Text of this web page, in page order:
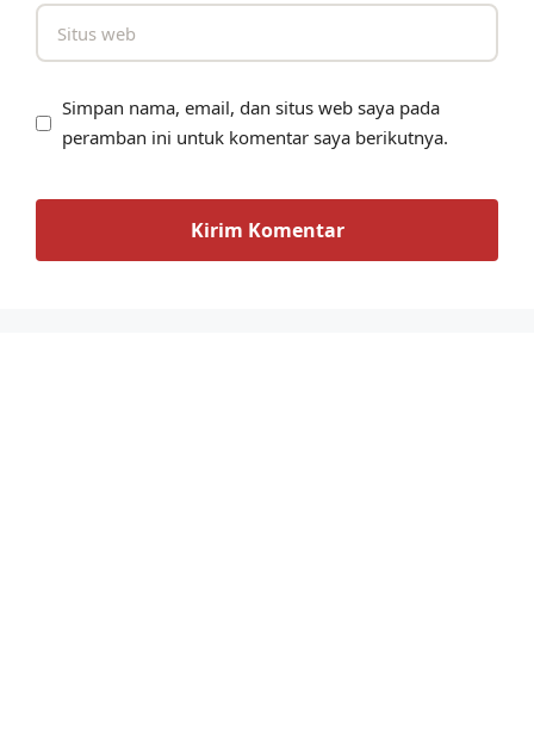
Simpan nama, email, dan situs web saya pada
peramban ini untuk komentar saya berikutnya.